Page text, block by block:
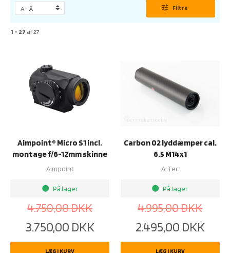
tune Filtre
1 - 27 af27
Aimpoint® Micro S1 incl.
montage f/6-12mm skinne
Aimpoint
brightness_1 På lager
4.750,00DKK
3.750,00 DKK
LÆG I KURV
Carbon 02 lyddæmper cal.
6.5 M14x1
A-Tec
brightness_1 På lager
4.995,00DKK
2.495,00 DKK
LÆG I KURV